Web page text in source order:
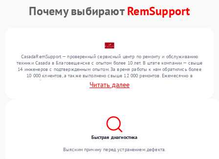
Почему выбираютRemSupport
CasadaRemSupport — проверенный сервисный центр по ремонту и обслуживанию
техники Casada в Благовещенске с опытом более 10 лет. В штате компании — свыше
14 инженеров с подтвержденным опытом. За время работы к нам обратились более
10 000 клиентов, а также выполнено свыше 12 000 ремонтов. Ежемесячно в
сервисный центр поступает свыше 300 единиц техники, включая , , . Мы работаем с
широким спектром неисправностей и гарантируем высокое качество обслуживания
Читать далее
Быстрая диагностика
Выясним причину перед устранением дефекта.